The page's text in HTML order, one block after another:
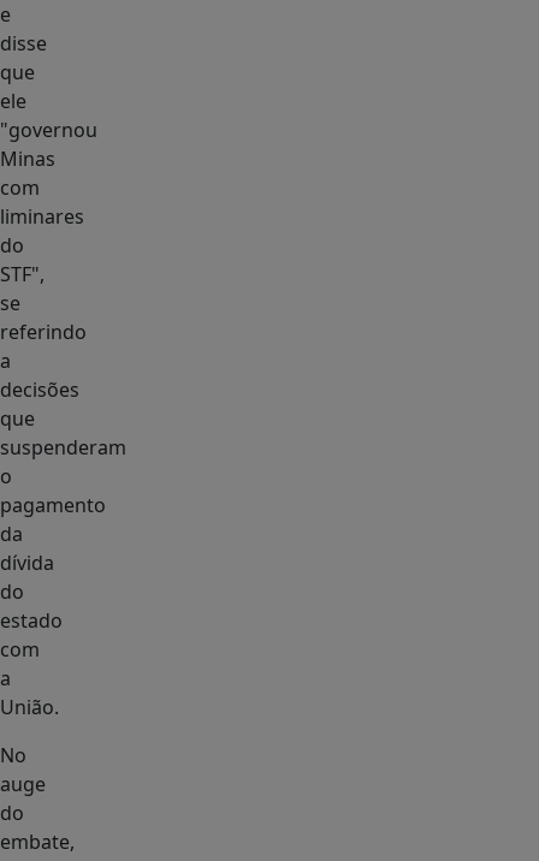
e
disse
que
ele
"governou
Minas
com
liminares
do
STF",
se
referindo
a
decisões
que
suspenderam
o
pagamento
da
dívida
do
estado
com
a
União.
No
auge
do
embate,